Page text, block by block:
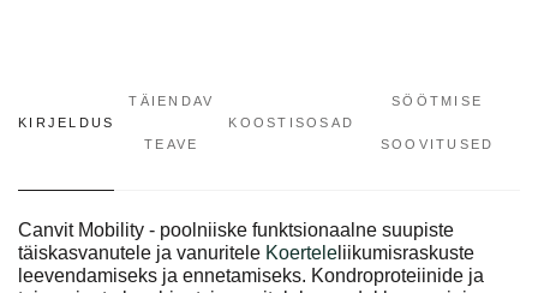
KIRJELDUS
TÄIENDAV
TEAVE
KOOSTISOSAD
SÖÖTMISE
SOOVITUSED
Canvit Mobility - poolniiske funktsionaalne suupiste
täiskasvanutele ja vanuritele Koertele liikumisraskuste
leevendamiseks ja ennetamiseks. Kondroproteiinide ja